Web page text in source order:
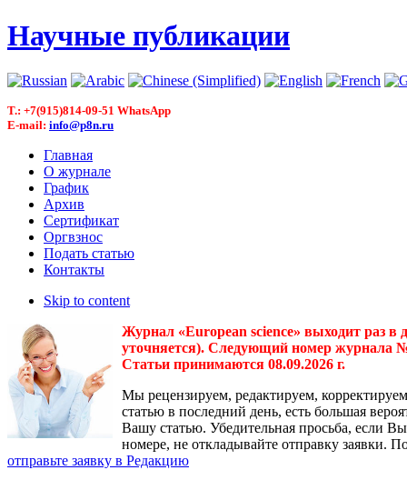
Научные публикации
T.: +7(915)814-09-51 WhatsApp
E-mail: info@p8n.ru
Главная
О журнале
График
Архив
Сертификат
Оргвзнос
Подать статью
Контакты
Skip to content
Журнал «European science» выходит раз в
уточняется). Следующий номер журнала №
Статьи принимаются 08.09.2026 г.
Мы рецензируем, редактируем,
статью в последний день, есть большая
Вашу статью. Убедительная просьба, если
номере, не откладывайте отправку заявки.
отправьте заявку в Редакцию